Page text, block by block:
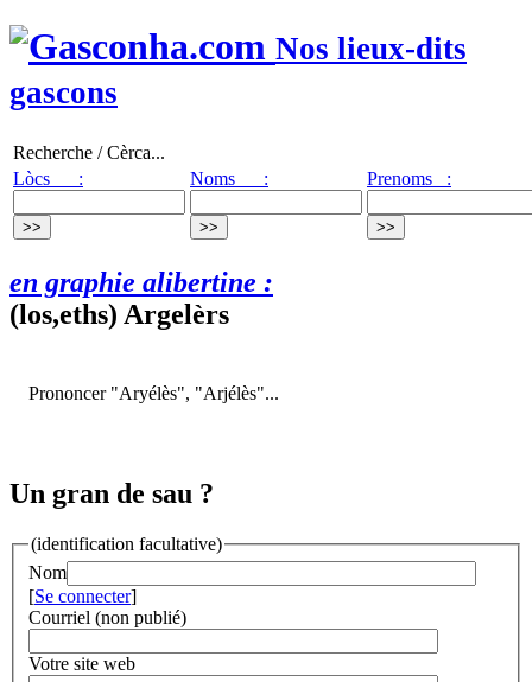
Nos lieux-dits
gascons
Recherche / Cèrca...
Lòcs :
Noms : Prenoms :
en graphie alibertine :
(los,eths) Argelèrs
Prononcer "Aryélès", "Arjélès"...
Un gran de sau ?
(identification facultative)
Nom
[Se connecter]
Courriel (non publié)
Votre site web